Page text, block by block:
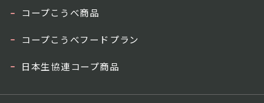
コープこうべ商品
コープこうべフードプラン
日本生協連コープ商品